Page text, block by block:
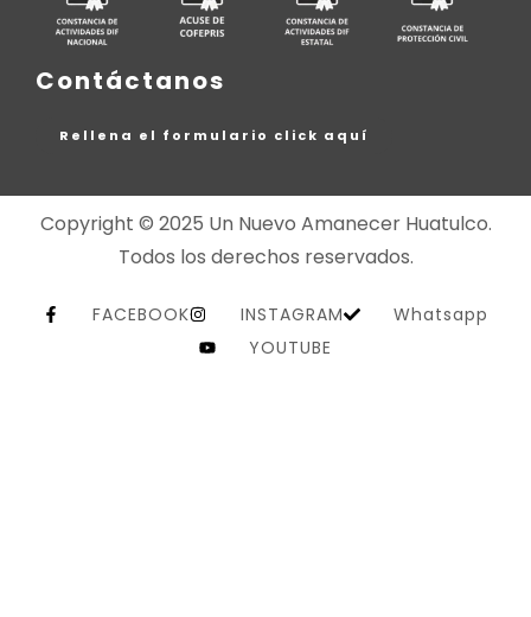
Contáctanos
Rellena el formulario click aquí
Copyright © 2025 Un Nuevo Amanecer Huatulco.
Todos los derechos reservados.
FACEBOOK INSTAGRAM
Whatsapp
YOUTUBE